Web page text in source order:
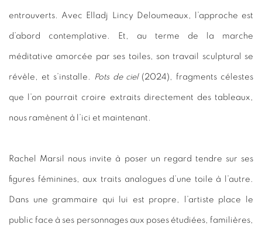
entrouverts. Avec Elladj Lincy Deloumeaux, l’approche est
d’abord contemplative. Et, au terme de la marche
méditative amorcée par ses toiles, son travail sculptural se
révèle, et s’installe. Pots de ciel(2024), fragments célestes
que l’on pourrait croire extraits directement des tableaux,
nous ramènent à l’ici et maintenant.
Rachel Marsil nous invite à poser un regard tendre sur ses
figures féminines, aux traits analogues d’une toile à l’autre.
Dans une grammaire qui lui est propre, l’artiste place le
public face à ses personnages aux poses étudiées, familières,